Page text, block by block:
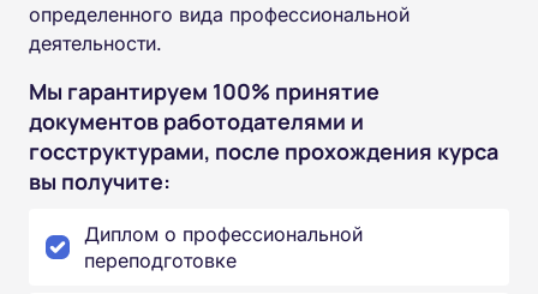
определенного вида профессиональной
деятельности.
Мы гарантируем 100% принятие
документов работодателями и
госструктурами, после прохождения курса
вы получите:
Диплом о профессиональной
переподготовке